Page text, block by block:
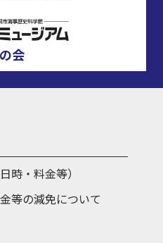
会
時・料金等）
等の減免について